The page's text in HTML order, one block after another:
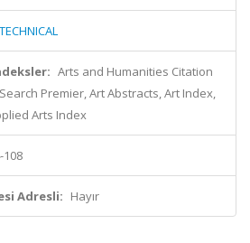
Arts and Humanities Citation
Premier, Art Abstracts, Art Index,
Arts Index
108
Adresli: Hayır